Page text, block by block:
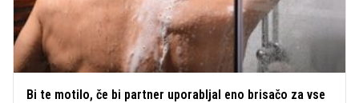
Bi te motilo, če bi partner uporabljal eno brisačo za vse